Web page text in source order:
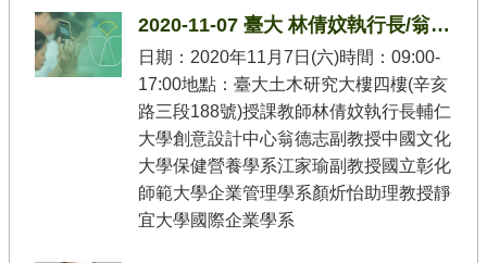
2020-11-07 臺大 林倩妏執行長/翁德志副教授/江家瑜副教授/顏炘怡助理教授
日期：2020年11月7日(六)時間：09:00-
17:00地點：臺大土木研究大樓四樓(辛亥
路三段188號)授課教師林倩妏執行長輔仁
大學創意設計中心翁德志副教授中國文化
大學保健營養學系江家瑜副教授國立彰化
師範大學企業管理學系顏炘怡助理教授靜
宜大學國際企業學系